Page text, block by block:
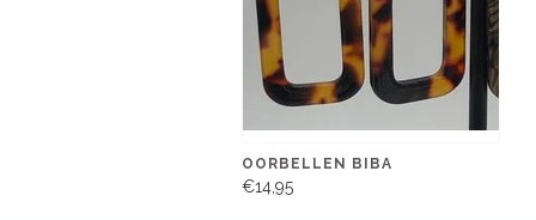
OORBELLEN BIBA
€14,95